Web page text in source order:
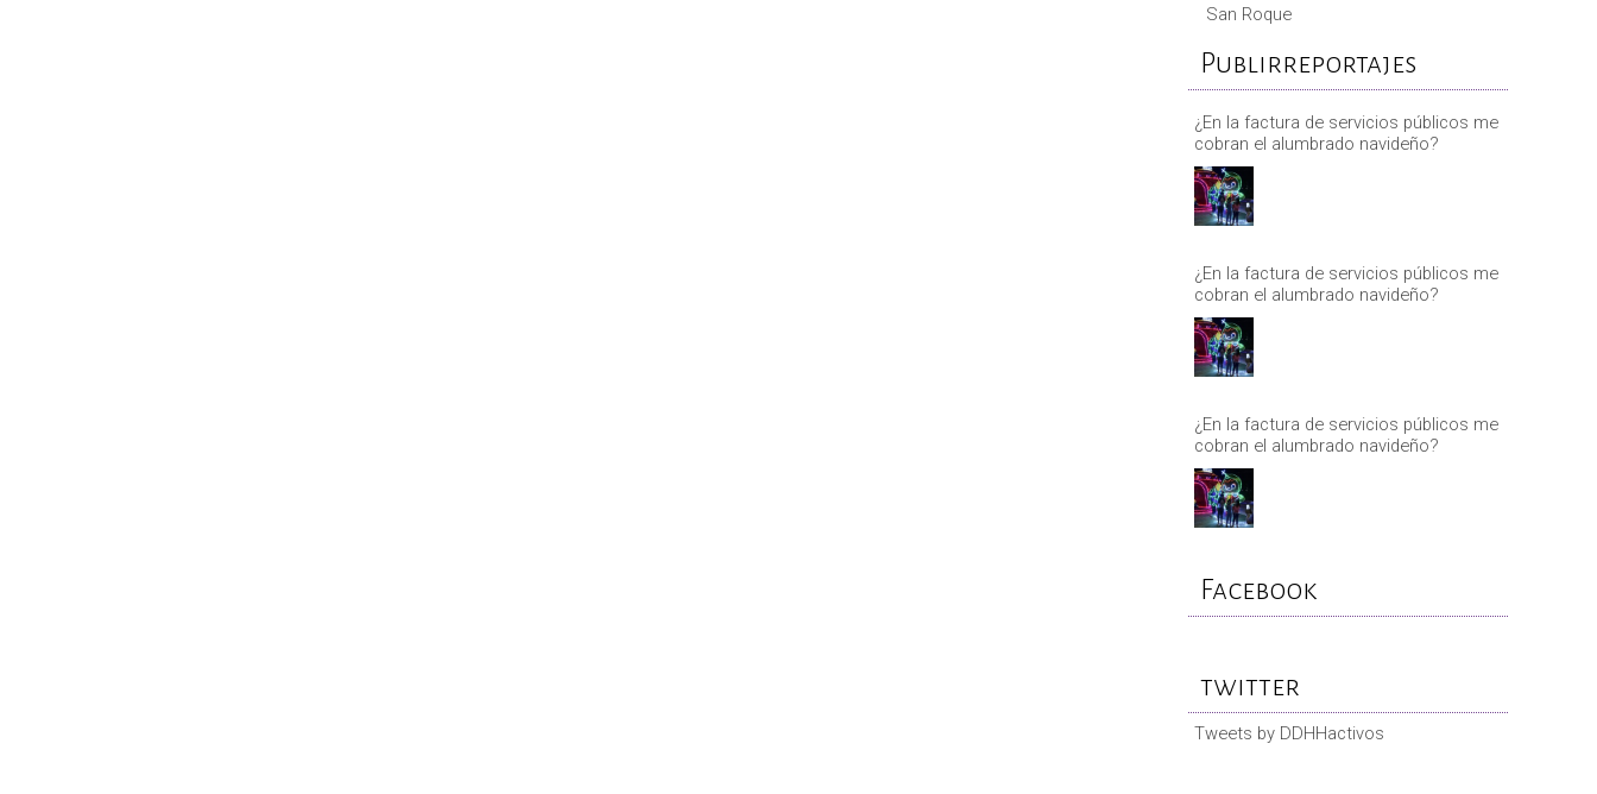
San Roque
Publirreportajes
¿En la factura de servicios públicos me
cobran el alumbrado navideño?
¿En la factura de servicios públicos me
cobran el alumbrado navideño?
¿En la factura de servicios públicos me
cobran el alumbrado navideño?
Facebook
twitter
Tweets by DDHHactivos